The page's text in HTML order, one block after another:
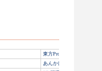
東⽅Project『東⽅紅輝⼼』
あんかけスパ